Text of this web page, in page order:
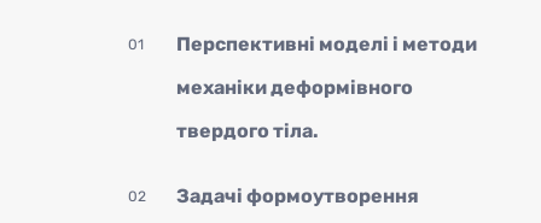
01
Перспективні моделі і методи
механіки деформівного
твердого тіла.
02
Задачі формоутворення